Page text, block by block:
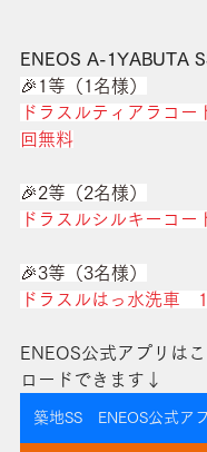
ENEOS A-1YABUTA
🎉1等（1名様）
ドラスルティアラコー
回無料
🎉2等（2名様）
ドラスルシルキーコー
🎉3等（3名様）
ドラスルはっ水洗車　
ENEOS公式アプリは
ロードできます↓
築地SS ENEOS公式ア